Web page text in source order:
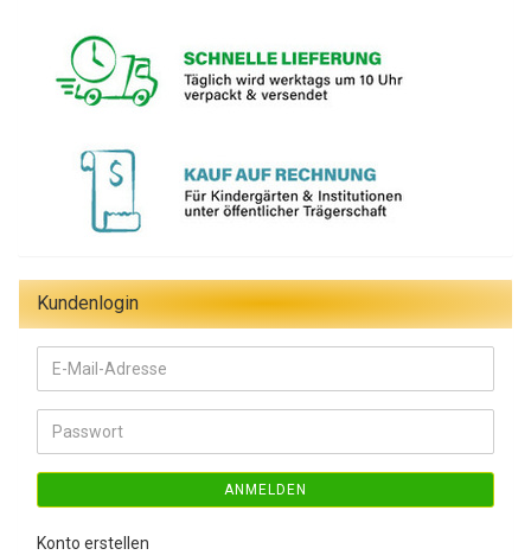
Kundenlogin
E-
Mail-
Adresse
Passwort
ANMELDEN
Konto erstellen